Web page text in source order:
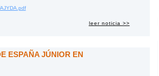
leer noticia >>
ESPAÑA JÚNIOR EN